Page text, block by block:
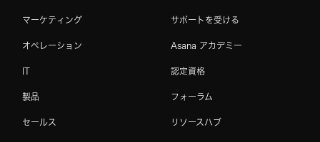
マーケティング
オペレーション
IT
製品
セールス
サポートを受ける
Asana アカデミー
認定資格
フォーラム
リソースハブ